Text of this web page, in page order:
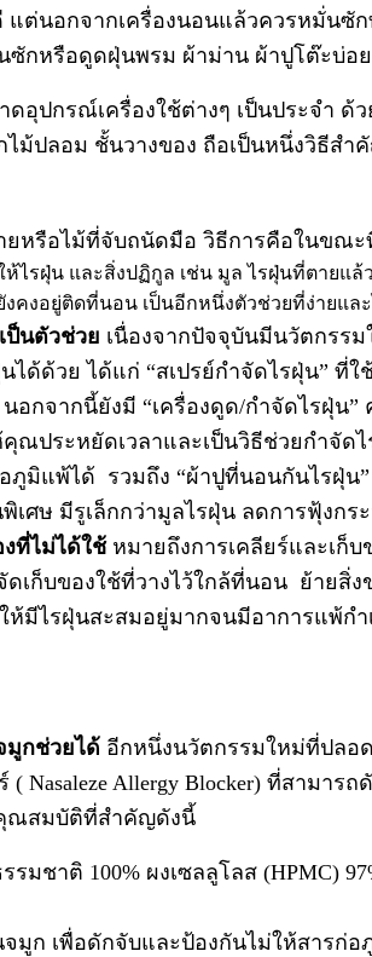
แต่นอกจากเครื่องนอนแล้วควรหมั่นซั
ซักหรือดูดฝุ่นพรม ผ้าม่าน ผ้าปูโต๊ะบ่
อุปกรณ์เครื่องใช้ต่างๆ เป็นประจำ
ไม้ปลอม ชั้นวางของ ถือเป็นหนึ่งวิธีส
ยหรือไม้ที่จับถนัดมือ วิธีการคือในขณ
ห้ไรฝุ่น และสิ่งปฏิกูล เช่น มูล ไรฝุ่นที่ตาย
งคงอยู่ติดที่นอน เป็นอีกหนึ่งตัวช่วยที่ง่ายแล
ป็นตัวช่วย เนื่องจากปัจจุบันมีนวัตกรร
ได้ด้วย ได้แก่ “สเปรย์กำจัดไรฝุ่น” ที่
กจากนี้ยังมี “เครื่องดูด/กำจัดไรฝุ่น
ประหยัดเวลาและเป็นวิธีช่วยกำจัด
ภูมิแพ้ได้ รวมถึง “ผ้าปูที่นอนกันไรฝุ่น
ศษ มีรูเล็กกว่ามูลไรฝุ่น ลดการฟุ้งก
ที่ไม่ได้ใช้ หมายถึงการเคลียร์และเก็
ดเก็บของใช้ที่วางไว้ใกล้ที่นอน ย้าย
ห้มีไรฝุ่นสะสมอยู่มากจนมีอาการแพ้กำ
มูกช่วยได้ อีกหนึ่งนวัตกรรมใหม่ที่ปลอ
( Nasaleze Allergy Blocker) ที่สามา
ณสมบัติที่สำคัญดังนี้
มชาติ 100% ผงเซลลูโลส (HPMC)
จมูก เพื่อดักจับและป้องกันไม่ให้สารก่